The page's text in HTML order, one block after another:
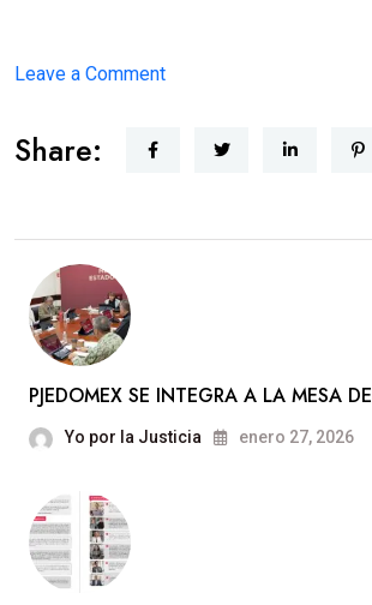
Leave a Commenton
PARA
Share:
PJEDOMEX SE INTEGRA A LA MESA DE
Yo por la Justicia enero 27, 2026